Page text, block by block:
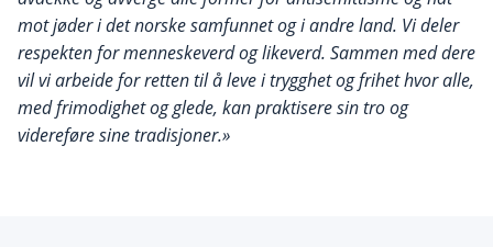
mot jøder i det norske samfunnet og i andre land. Vi deler
respekten for menneskeverd og likeverd. Sammen med dere
vil vi arbeide for retten til å leve i trygghet og frihet hvor alle,
med frimodighet og glede, kan praktisere sin tro og
videreføre sine tradisjoner.»